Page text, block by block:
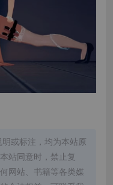
或标注，均为本站原
站同意时，禁止复
网站、书籍等各类媒